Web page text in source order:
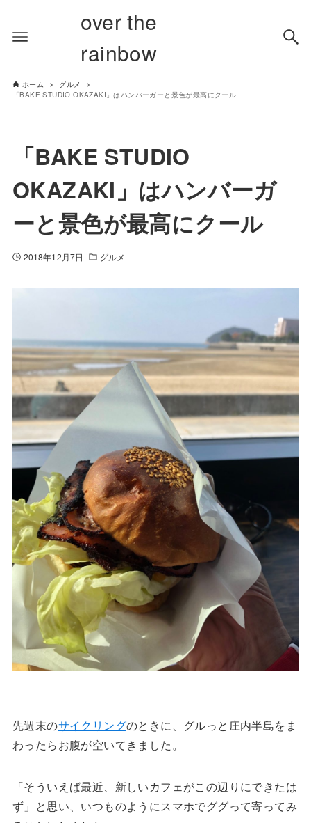
over the
rainbow
ホーム
グルメ
「BAKE STUDIO OKAZAKI」はハンバーガーと景色が最高にクール
「BAKE STUDIO
OKAZAKI」はハンバーガ
ーと景色が最高にクール
2018年12月7日 グルメ
先週末のサイクリングのときに、グルっと庄内半島をま
わったらお腹が空いてきました。
「そういえば最近、新しいカフェがこの辺りにできたは
ず」と思い、いつものようにスマホでググって寄ってみ